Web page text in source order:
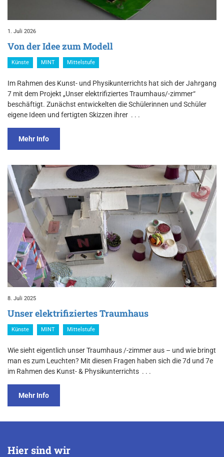
1. Juli 2026
Von der Idee zum Modell
Künste MINT Mittelstufe
Im Rahmen des Kunst- und Physikunterrichts hat sich der Jahrgang
7 mit dem Projekt „Unser elektrifiziertes Traumhaus/-zimmer“
beschäftigt. Zunächst entwickelten die Schülerinnen und Schüler
eigene Ideen und fertigten Skizzen ihrer . . .
Mehr Info
8. Juli 2025
Unser elektrifiziertes Traumhaus
Künste MINT Mittelstufe
Wie sieht eigentlich unser Traumhaus /-zimmer aus – und wie bringt
man es zum Leuchten? Mit diesen Fragen haben sich die 7d und 7e
im Rahmen des Kunst- & Physikunterrichts . . .
Mehr Info
Hier sind wir